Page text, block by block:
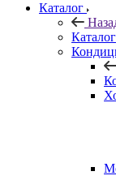
Каталог
Каталог